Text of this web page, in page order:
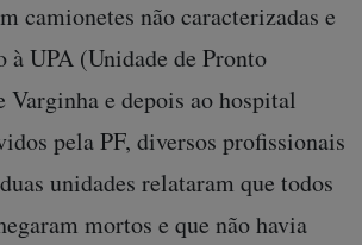
camionetes não caracterizadas e
à UPA (Unidade de Pronto
e depois ao hospital
pela PF, diversos profissionais
unidades relataram que todos
mortos e que não havia